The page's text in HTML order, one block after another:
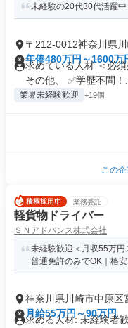
未経験の20代30代活躍
〒212-0012神奈川県
年俸480万円～1600万
求めている人材 ＜必
その他、 ✅学歴不問！...
業界未経験歓迎 +19個
この
業務委託
軽貨物ドライバー
ＳＮアドバンス株式会社
未経験歓迎＜月収55万円
普通免許のみでOK｜格
神奈川県川崎市中原区
月給55万円～90万円
求める人材: 未経験者